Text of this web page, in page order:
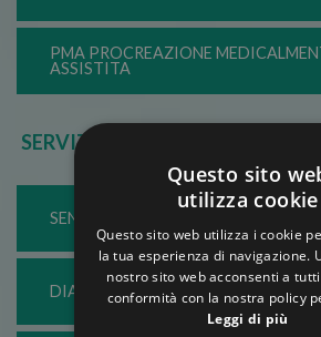
PMA PROCREAZIONE
ASSISTITA
SERVIZI CLINICO/DIAGNOSTICI
SENOLOGIA
DIAGNOSTICA PER IMMAGINI
Questo sito
utilizza cookie
Questo sito web utilizza i cookie
la tua esperienza di navigazione.
nostro sito web acconsenti a
conformità con la nostra policy
Leggi di più